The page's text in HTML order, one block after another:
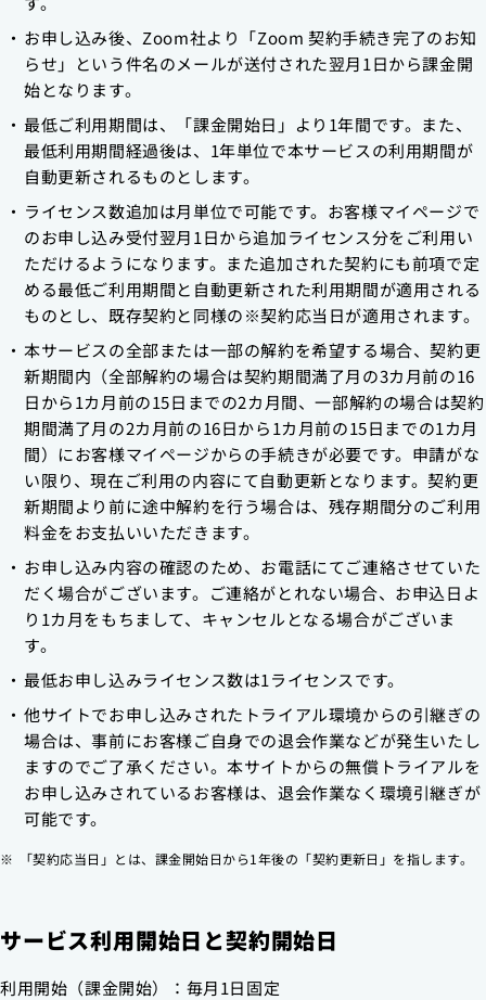
お申し込み後、Zoom社より「Zoom 契約手続き完了のお知
らせ」という件名のメールが送付された翌月1日から課金開
始となります。
最低ご利用期間は、「課金開始日」より1年間です。また、
最低利用期間経過後は、1年単位で本サービスの利用期間が
自動更新されるものとします。
ライセンス数追加は月単位で可能です。お客様マイページで
のお申し込み受付翌月1日から追加ライセンス分をご利用い
ただけるようになります。また追加された契約にも前項で定
める最低ご利用期間と自動更新された利用期間が適用される
ものとし、既存契約と同様の※契約応当日が適用されます。
本サービスの全部または一部の解約を希望する場合、契約更
新期間内（全部解約の場合は契約期間満了月の3カ月前の16
日から1カ月前の15日までの2カ月間、一部解約の場合は契約
期間満了月の2カ月前の16日から1カ月前の15日までの1カ月
間）にお客様マイページからの手続きが必要です。申請がな
い限り、現在ご利用の内容にて自動更新となります。契約更
新期間より前に途中解約を行う場合は、残存期間分のご利用
料金をお支払いいただきます。
お申し込み内容の確認のため、お電話にてご連絡させていた
だく場合がございます。ご連絡がとれない場合、お申込日よ
り1カ月をもちまして、キャンセルとなる場合がございま
す。
最低お申し込みライセンス数は1ライセンスです。
他サイトでお申し込みされたトライアル環境からの引継ぎの
場合は、事前にお客様ご自身での退会作業などが発生いたし
ますのでご了承ください。本サイトからの無償トライアルを
お申し込みされているお客様は、退会作業なく環境引継ぎが
可能です。
「契約応当日」とは、課金開始日から1年後の「契約更新日」を指します。
サービス利用開始日と契約開始日
利用開始（課金開始）：毎月1日固定